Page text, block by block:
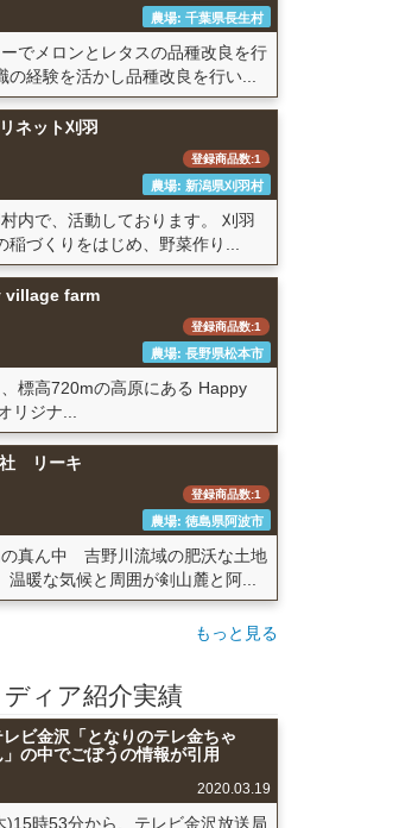
農場: 千葉県長生村
でメロンとレタスの品種改良を行
の経験を活かし品種改良を行い...
ネット刈羽
登録商品数:1
農場: 新潟県刈羽村
内で、活動しております。 刈羽
稲づくりをはじめ、野菜作り...
village farm
登録商品数:1
農場: 長野県松本市
標高720mの高原にある Happy
リジナ...
リーキ
登録商品数:1
農場: 徳島県阿波市
真ん中 吉野川流域の肥沃な土地
温暖な気候と周囲が剣山麓と阿...
もっと見る
ィア紹介実績
レビ金沢「となりのテレ金ちゃ
」の中でごぼうの情報が引用
2020.03.19
)15時53分から、テレビ金沢放送局